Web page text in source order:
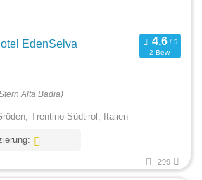
EdenSelva
2 Bew.
Alta Badia)
Trentino-Südtirol, Italien
299